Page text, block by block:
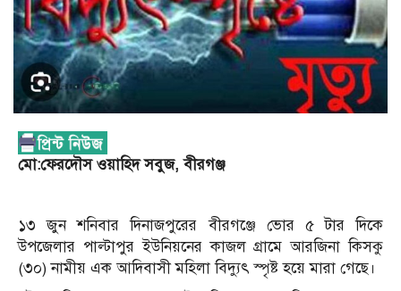
মো:ফেরদৌস ওয়াহিদ সবুজ, বীরগঞ্জ
১৩ জুন শনিবার দিনাজপুরের বীরগঞ্জে ভোর ৫ টার দিকে
উপজেলার পাল্টাপুর ইউনিয়নের কাজল গ্রামে আরজিনা কিসকু
(৩০) নামীয় এক আদিবাসী মহিলা বিদ্যুৎ স্পৃষ্ট হয়ে মারা গেছে।